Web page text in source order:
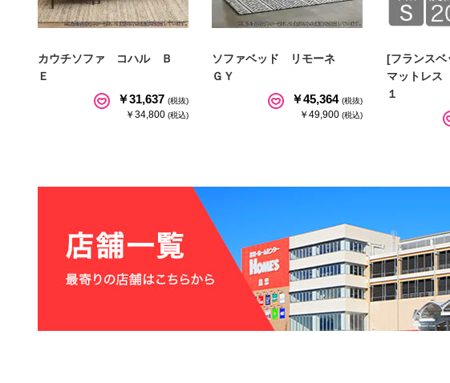
カウチソファ コハル Ｂ
Ｅ
￥31,637 (税抜)
￥34,800 (税込)
ソファベッド リモーネ
ＧＹ
￥45,364 (税抜)
￥49,900(税込)
[フランスベ
マットレ
１